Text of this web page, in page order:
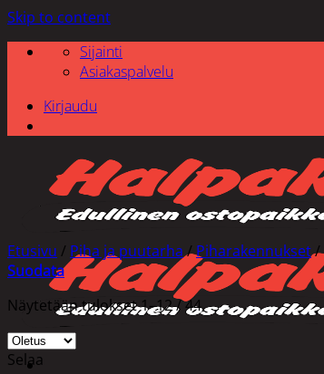
Skip to content
Sijainti
Asiakaspalvelu
Kirjaudu
Etusivu / Piha ja puutarha /Piharakennukset/
Suodata
Näytetään tulokset 1–12 / 44
Selaa